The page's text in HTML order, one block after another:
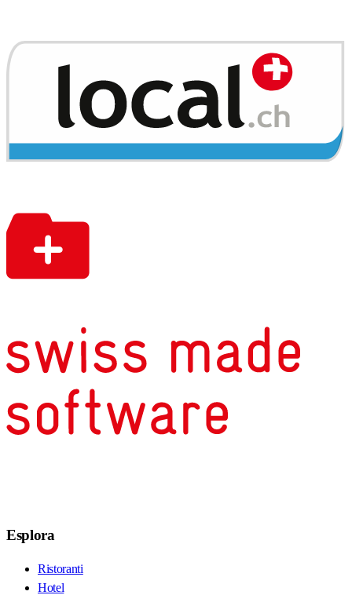
Esplora
Ristoranti
Hotel